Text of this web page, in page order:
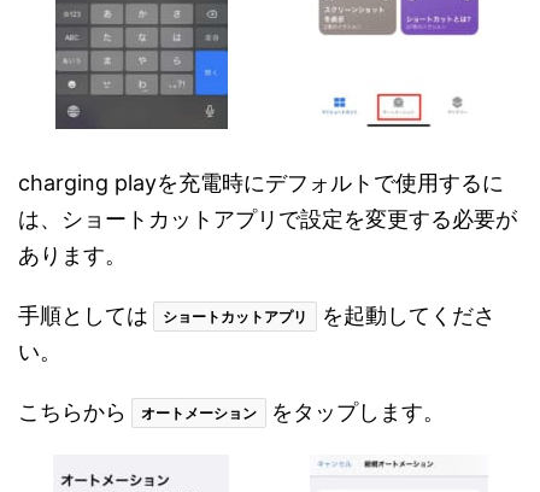
charging playを充電時にデフォルトで使用するに
は、ショートカットアプリで設定を変更する必要が
あります。
手順としては ショートカットアプリ
を起動してくださ
い。
こちらから オートメーション をタップします。